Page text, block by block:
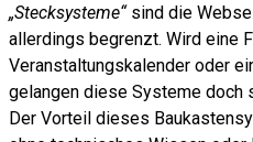
„Stecksysteme“sind die
allerdings begrenzt. Wird eine
Veranstaltungskalender oder
gelangen diese Systeme doch
Der Vorteil dieses